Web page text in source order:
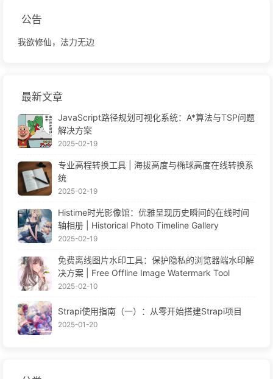
公告
我欲修仙，法力无边
最新文章
JavaScript路径规划可视化系统：A*算法与TSP问题
解决方案
2025-02-19
专业高程转换工具 | 海拔高度与椭球高度在线转换系
统
2025-02-19
Histime时光影像馆：优雅呈现历史瞬间的在线时间
轴相册 | Historical Photo Timeline Gallery
2025-02-19
免费离线图片水印工具：保护隐私的浏览器端水印解
决方案 | Free Offline Image Watermark Tool
2025-02-10
Strapi使用指南（一）：从零开始搭建Strapi项目
2025-01-20